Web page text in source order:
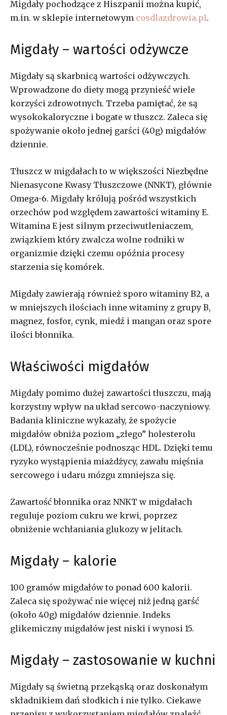
Migdały pochodzące z Hiszpanii można kupić,
m.in. w sklepie internetowym cosdlazdrowia.pl.
Migdały – wartości odżywcze
Migdały są skarbnicą wartości odżywczych.
Wprowadzone do diety mogą przynieść wiele
korzyści zdrowotnych. Trzeba pamiętać, że są
wysokokaloryczne i bogate w tłuszcz. Zaleca się
spożywanie około jednej garści (40g) migdałów
dziennie.
Tłuszcz w migdałach to w większości Niezbędne
Nienasycone Kwasy Tłuszczowe (NNKT), głównie
Omega-6. Migdały królują pośród wszystkich
orzechów pod względem zawartości witaminy E.
Witamina E jest silnym przeciwutleniaczem,
związkiem który zwalcza wolne rodniki w
organizmie dzięki czemu opóźnia procesy
starzenia się komórek.
Migdały zawierają również sporo witaminy B2, a
w mniejszych ilościach inne witaminy z grupy B,
magnez, fosfor, cynk, miedź i mangan oraz spore
ilości błonnika.
Właściwości migdałów
Migdały pomimo dużej zawartości tłuszczu, mają
korzystny wpływ na układ sercowo-naczyniowy.
Badania kliniczne wykazały, że spożycie
migdałów obniża poziom „złego” holesterolu
(LDL), równocześnie podnosząc HDL. Dzięki temu
ryzyko wystąpienia miażdżycy, zawału mięśnia
sercowego i udaru mózgu zmniejsza się.
Zawartość błonnika oraz NNKT w migdałach
reguluje poziom cukru we krwi, poprzez
obniżenie wchłaniania glukozy w jelitach.
Migdały – kalorie
100 gramów migdałów to ponad 600 kalorii.
Zaleca się spożywać nie więcej niż jedną garść
(około 40g) migdałów dziennie. Indeks
glikemiczny migdałów jest niski i wynosi 15.
Migdały – zastosowanie w kuchni
Migdały są świetną przekąską oraz doskonałym
składnikiem dań słodkich i nie tylko. Ciekawe